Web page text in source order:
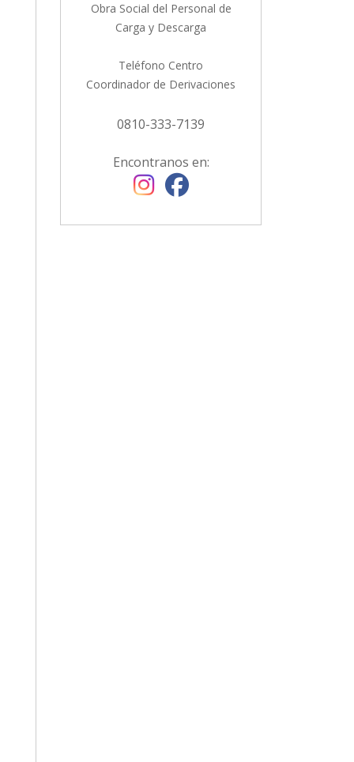
Obra Social del Personal de
Carga y Descarga
Teléfono Centro
Coordinador de Derivaciones
0810-333-7139
Encontranos en: